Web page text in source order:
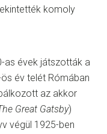
komoly
as évek játszották a
év telét Rómában
az akkor
Great Gatsby)
végül 1925-ben